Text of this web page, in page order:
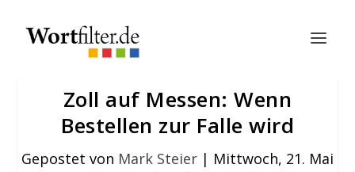
Zoll auf Messen: Wenn
Bestellen zur Falle wird
Gepostet von Mark Steier | Mittwoch, 21. Mai